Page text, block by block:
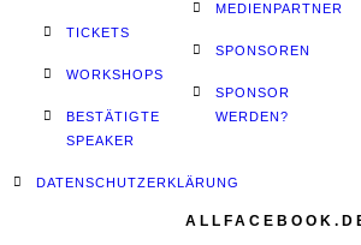
TICKETS
WORKSHOPS
BESTÄTIGTE
SPEAKER
DATENSCHUTZERKLÄRUNG
MEDIENPARTNER
SPONSOREN
SPONSOR
WERDEN?